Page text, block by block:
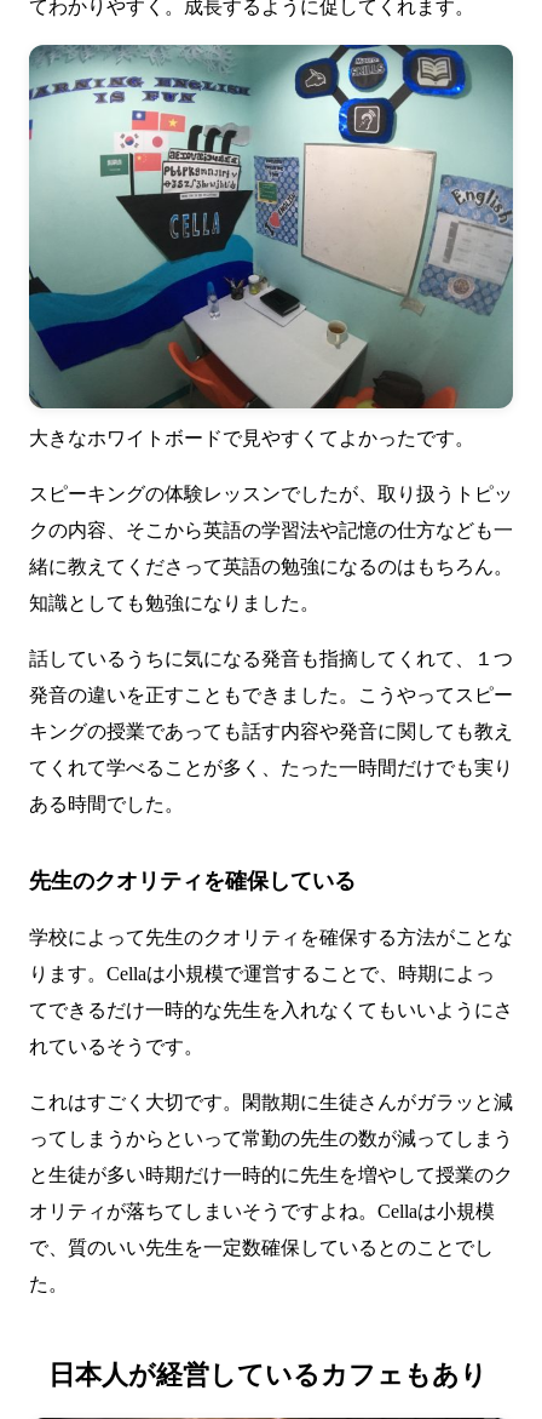
てわかりやすく。成長するように促してくれます。
大きなホワイトボードで見やすくてよかったです。
スピーキングの体験レッスンでしたが、取り扱うトピッ
クの内容、そこから英語の学習法や記憶の仕方なども一
緒に教えてくださって英語の勉強になるのはもちろん。
知識としても勉強になりました。
話しているうちに気になる発音も指摘してくれて、１つ
発音の違いを正すこともできました。こうやってスピー
キングの授業であっても話す内容や発音に関しても教え
てくれて学べることが多く、たった一時間だけでも実り
ある時間でした。
先生のクオリティを確保している
学校によって先生のクオリティを確保する方法がことな
ります。Cellaは小規模で運営することで、時期によっ
てできるだけ一時的な先生を入れなくてもいいようにさ
れているそうです。
これはすごく大切です。閑散期に生徒さんがガラッと減
ってしまうからといって常勤の先生の数が減ってしまう
と生徒が多い時期だけ一時的に先生を増やして授業のク
オリティが落ちてしまいそうですよね。Cellaは小規模
で、質のいい先生を一定数確保しているとのことでし
た。
日本人が経営しているカフェもあり